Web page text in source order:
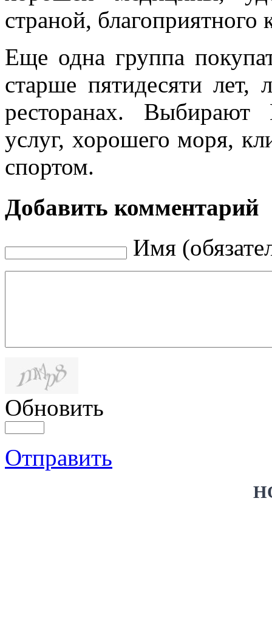
страной, благоприятного
Еще одна группа
старше пятидесяти лет,
ресторанах. Выбирают
услуг, хорошего моря,
спортом.
Добавить комментарий
Имя
Обновить
Отправить